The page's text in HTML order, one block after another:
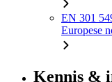
EN 301
Europese
Kennis &